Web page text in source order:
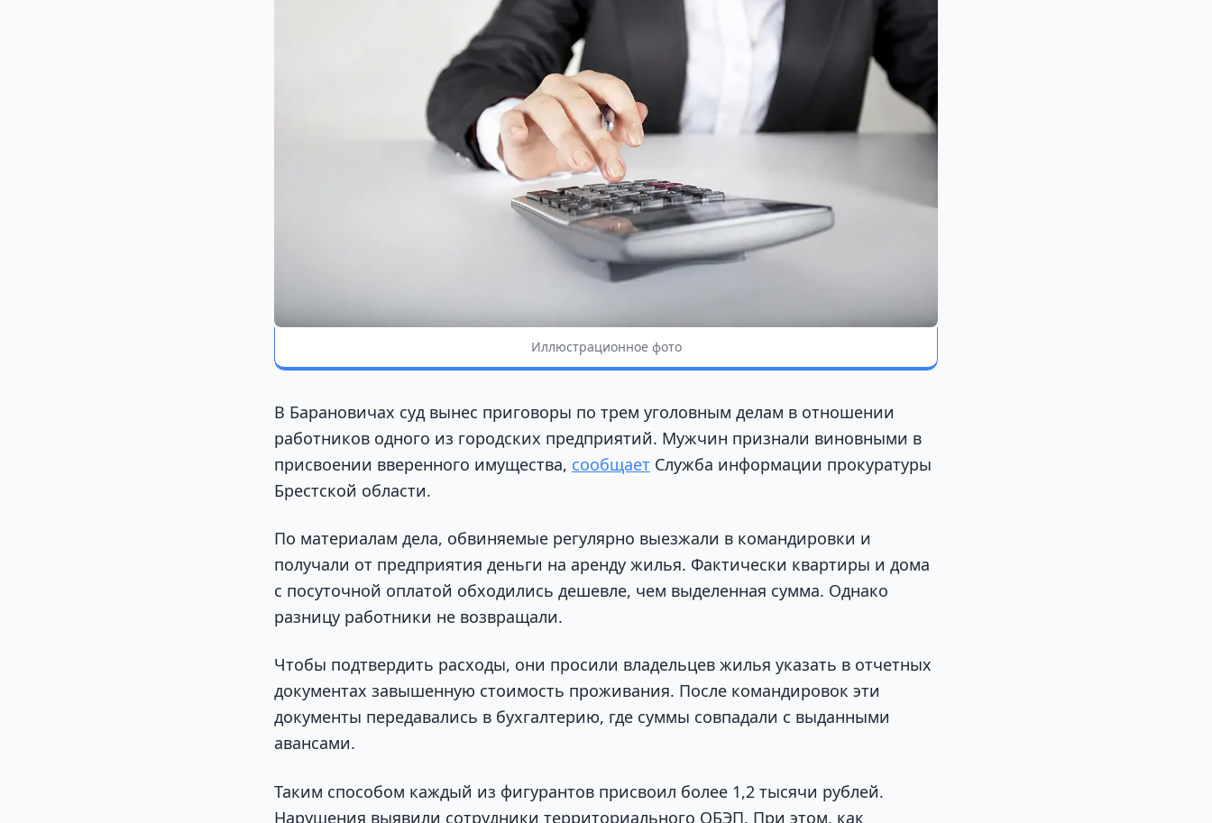
Иллюстрационное фото
В Барановичах суд вынес приговоры по трем уголовным делам в отношении
работников одного из городских предприятий. Мужчин признали виновными в
присвоении вверенного имущества, сообщает Служба информации прокуратуры
Брестской области.
По материалам дела, обвиняемые регулярно выезжали в командировки и
получали от предприятия деньги на аренду жилья. Фактически квартиры и дома
с посуточной оплатой обходились дешевле, чем выделенная сумма. Однако
разницу работники не возвращали.
Чтобы подтвердить расходы, они просили владельцев жилья указать в отчетных
документах завышенную стоимость проживания. После командировок эти
документы передавались в бухгалтерию, где суммы совпадали с выданными
авансами.
Таким способом каждый из фигурантов присвоил более 1,2 тысячи рублей.
Нарушения выявили сотрудники территориального ОБЭП. При этом, как